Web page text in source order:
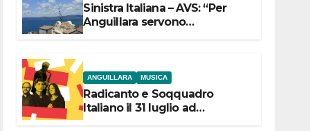
Sinistra Italiana – AVS: “Per
Anguillara servono
ANGUILLARA MUSICA
Radicanto e Soqquadro
Italiano il 31 luglio ad